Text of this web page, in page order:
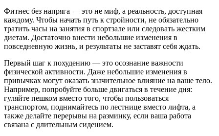
Фитнес без напряга — это не миф, а реальность, доступная
каждому. Чтобы начать путь к стройности, не обязательно
тратить часы на занятия в спортзале или следовать жестким
диетам. Достаточно внести небольшие изменения в
повседневную жизнь, и результаты не заставят себя ждать.
Первый шаг к похудению — это осознание важности
физической активности. Даже небольшие изменения в
привычках могут оказать значительное влияние на ваше тело.
Например, попробуйте больше двигаться в течение дня:
гуляйте пешком вместо того, чтобы пользоваться
транспортом, поднимайтесь по лестнице вместо лифта, а
также делайте перерывы на разминку, если ваша работа
связана с длительным сидением.